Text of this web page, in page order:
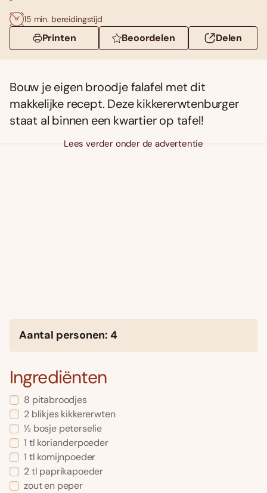
15 min. bereidingstijd
Printen Beoordelen Delen
Bouw je eigen broodje falafel met dit
makkelijke recept. Deze kikkererwtenburger
staat al binnen een kwartier op tafel!
Lees verder onder de advertentie
Aantal personen: 4
Ingrediënten
8 pitabroodjes
2 blikjes kikkererwten
½ bosje peterselie
1 tl korianderpoeder
1 tl komijnpoeder
2 tl paprikapoeder
zout en peper